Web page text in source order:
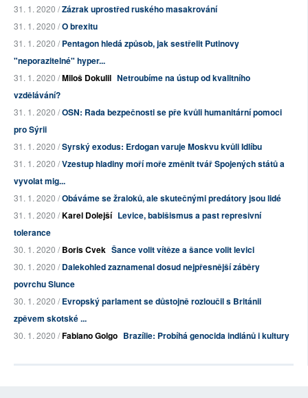
31. 1. 2020 /Zázrak uprostřed ruského masakrování
31. 1. 2020 /O brexitu
31. 1. 2020 /Pentagon hledá způsob, jak sestřelit Putinovy
"neporazitelné" hyper...
31. 1. 2020 /Miloš Dokulil Netroubíme na ústup od kvalitního
vzdělávání?
31. 1. 2020 /OSN: Rada bezpečnosti se pře kvůli humanitární pomoci
pro Sýrii
31. 1. 2020 /Syrský exodus: Erdogan varuje Moskvu kvůli Idlíbu
31. 1. 2020 /Vzestup hladiny moří moře změnit tvář Spojených států a
vyvolat mig...
31. 1. 2020 /Obáváme se žraloků, ale skutečnými predátory jsou lidé
31. 1. 2020 /Karel Dolejší Levice, babišismus a past represivní
tolerance
30. 1. 2020 /Boris Cvek Šance volit vítěze a šance volit levici
30. 1. 2020 /Dalekohled zaznamenal dosud nejpřesnější záběry
povrchu Slunce
30. 1. 2020 /Evropský parlament se důstojně rozloučil s Británii
zpěvem skotské ...
30. 1. 2020 /Fabiano Golgo Brazílie: Probíhá genocida indiánů i kultury